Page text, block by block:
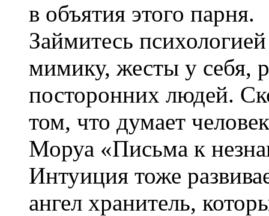
в объятия этого парня.
Займитесь
мимику, жесты у себя,
посторонних людей.
том, что думает
Моруа «Письма к
Интуиция тоже
ангел хранитель,